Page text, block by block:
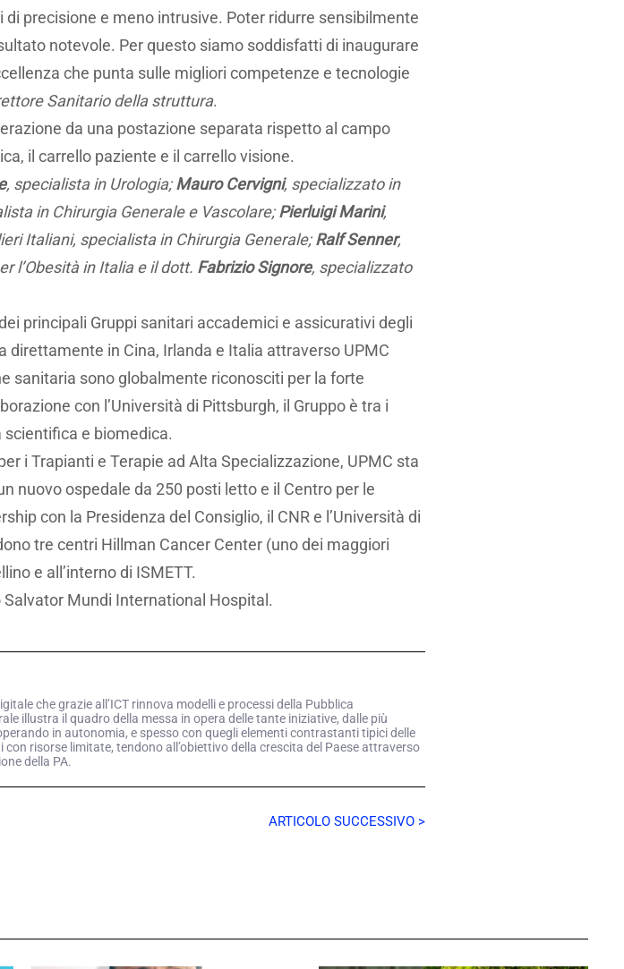
precisione e meno intrusive. Poter ridurre sensibilmente
notevole. Per questo siamo soddisfatti di inaugurare
che punta sulle migliori competenze e tecnologie
Sanitario della struttura.
da una postazione separata rispetto al campo
il carrello paziente e il carrello visione.
, specialista in Urologia;Mauro Cervigni, specializzato in
in Chirurgia Generale e Vascolare;Pierluigi Marini,
Italiani, specialista in Chirurgia Generale;Ralf Senner,
l’Obesità in Italia e il dott. Fabrizio Signore, specializzato
principali Gruppi sanitari accademici e assicurativi degli
direttamente in Cina, Irlanda e Italia attraverso UPMC
sanitaria sono globalmente riconosciti per la forte
con l’Università di Pittsburgh, il Gruppo è tra i
scientifica e biomedica.
i Trapianti e Terapie ad Alta Specializzazione, UPMC sta
nuovo ospedale da 250 posti letto e il Centro per le
con la Presidenza del Consiglio, il CNR e l’Università di
tre centri Hillman Cancer Center (uno dei maggiori
e all’interno di ISMETT.
Salvator Mundi International Hospital.
che grazie all’ICT rinnova modelli e processi della Pubblica
illustra il quadro della messa in opera delle tante iniziative, dalle più
in autonomia, e spesso con quegli elementi contrastanti tipici delle
risorse limitate, tendono all’obiettivo della crescita del Paese attraverso
della PA.
ARTICOLO SUCCESSIVO >